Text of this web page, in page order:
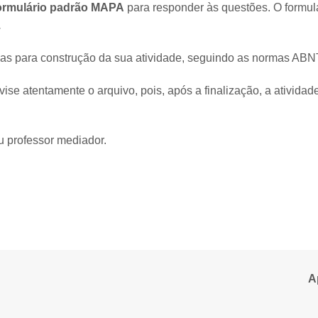
padrão MAPA para responder às questões. O
para construção da sua atividade, seguindo as normas
atentamente o arquivo, pois, após a finalização, a
professor mediador.